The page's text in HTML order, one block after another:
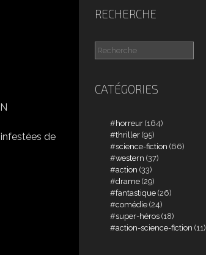
de
RECHERCHE
CATÉGORIES
horreur (164)
thriller (95)
science-fiction (66)
western (37)
action (33)
drame (29)
fantastique (26)
comédie (24)
super-héros (18)
action-science-fiction (11)